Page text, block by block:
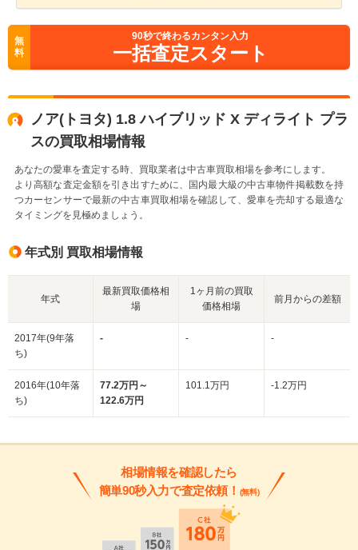
無
料
90秒で終わるカンタン入力
一括査定スタート
ノア(トヨタ) 1.8 ハイブリッド X ディライト プラ
スの買取相場情報
あなたの愛車を査定する時、買取業者は中古車買取相場を参考にします。
より高額な査定金額を引き出すために、国内最大級の中古車物件掲載数を持
つカーセンサーで最新の中古車買取相場を確認して、愛車を売却する最適な
タイミングを見極めましょう。
年式別 買取相場情報
年式
最新買取価格相
場
1ヶ月前の買取
価格相場
前月からの差額
2017年(9年落
ち)
- - -
2016年(10年落
ち)
77.2万円～
122.6万円
101.1万円 -1.2万円
相場情報を確認したら
簡単90秒入力で査定依頼！ (無料)